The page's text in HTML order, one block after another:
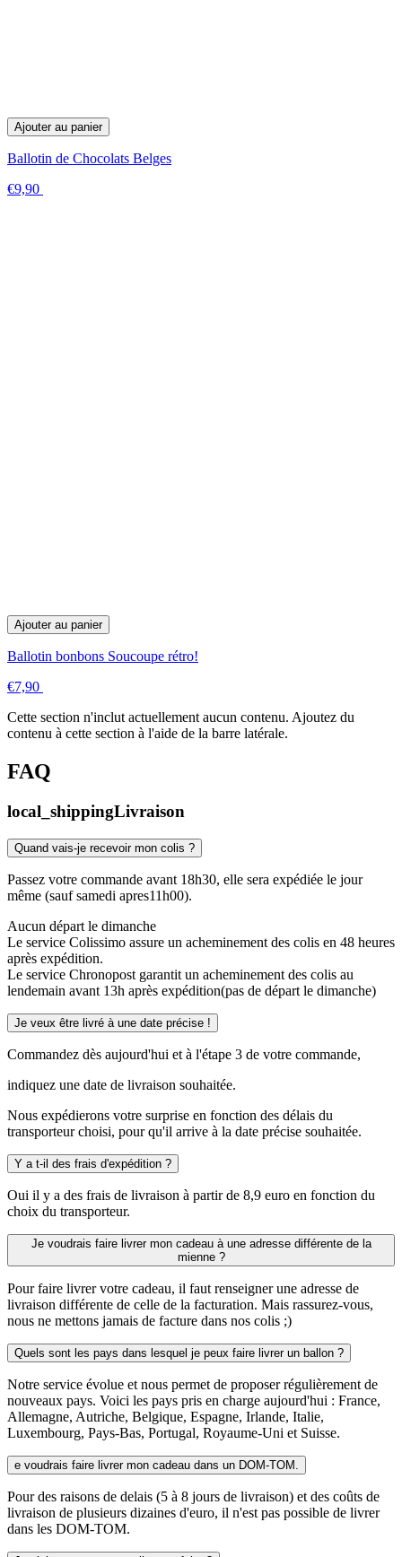
Ajouter au panier
Ballotin de Chocolats Belges
€9,90
Ajouter au panier
Ballotin bonbons Soucoupe rétro!
€7,90
Cette section n'inclut actuellement aucun contenu. Ajoutez du
contenu à cette section à l'aide de la barre latérale.
FAQ
local_shippingLivraison
Quand vais-je recevoir mon colis ?
Passez votre commande avant 18h30, elle sera expédiée le jour
même (sauf samedi apres11h00).
Aucun départ le dimanche
Le service Colissimo assure un acheminement des colis en 48 heures
après expédition.
Le service Chronopost garantit un acheminement des colis au
lendemain avant 13h après expédition(pas de départ le dimanche)
Je veux être livré à une date précise !
Commandez dès aujourd'hui et à l'étape 3 de votre commande,
indiquez une date de livraison souhaitée.
Nous expédierons votre surprise en fonction des délais du
transporteur choisi, pour qu'il arrive à la date précise souhaitée.
Y a t-il des frais d'expédition ?
Oui il y a des frais de livraison à partir de 8,9 euro en fonction du
choix du transporteur.
Je voudrais faire livrer mon cadeau à une adresse différente de la
mienne ?
Pour faire livrer votre cadeau, il faut renseigner une adresse de
livraison différente de celle de la facturation. Mais rassurez-vous,
nous ne mettons jamais de facture dans nos colis ;)
Quels sont les pays dans lesquel je peux faire livrer un ballon ?
Notre service évolue et nous permet de proposer régulièrement de
nouveaux pays. Voici les pays pris en charge aujourd'hui : France,
Allemagne, Autriche, Belgique, Espagne, Irlande, Italie,
Luxembourg, Pays-Bas, Portugal, Royaume-Uni et Suisse.
e voudrais faire livrer mon cadeau dans un DOM-TOM.
Pour des raisons de delais (5 à 8 jours de livraison) et des coûts de
livraison de plusieurs dizaines d'euro, il n'est pas possible de livrer
dans les DOM-TOM.